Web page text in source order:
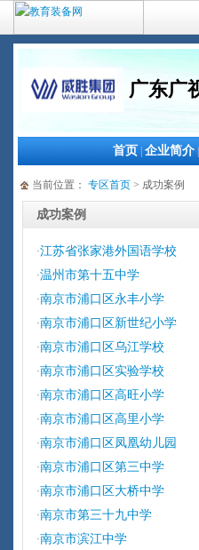
广东广
首页 企业简介
当前位置： 专区首页 > 成功案例
成功案例
·江苏省张家港外国语学校
·温州市第十五中学
·南京市浦口区永丰小学
·南京市浦口区新世纪小学
·南京市浦口区乌江学校
·南京市浦口区实验学校
·南京市浦口区高旺小学
·南京市浦口区高里小学
·南京市浦口区凤凰幼儿园
·南京市浦口区第三中学
·南京市浦口区大桥中学
·南京市第三十九中学
·南京市滨江中学